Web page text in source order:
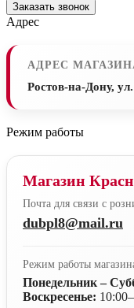
Заказать звонок
Адрес
АДРЕС
Ростов-на-Дону,
Режим работы
Магазин
Почта для связи с
dubpl8@mail.ru
Режим работы
Понедельник –
Воскресенье: